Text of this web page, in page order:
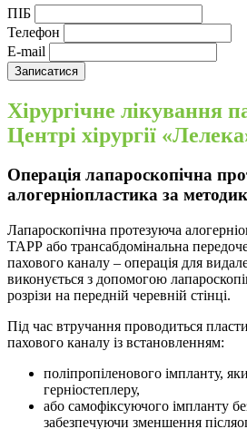
ПІБ
Телефон
E-mail
Хірургічне лікування
Центрі хірургії
Операція лапароскопічна
алогерніопластика за
Лапароскопічна протезуюча
ТАРР або трансабдомінальна
пахового каналу – операція для
виконується з допомогою
розрізи на передній черевній стінці.
Під час втручання проводиться
пахового каналу із встановленням:
поліпропіленового імпланту,
герніостеплеру,
або самофіксуючого імпланту
забезпечуючи зменшення